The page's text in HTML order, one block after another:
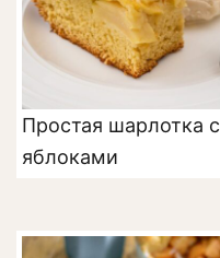
Простая шарлотка с
яблоками